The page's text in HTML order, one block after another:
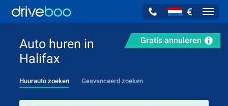
€
Gratis annuleren
Auto huren in
Halifax
Huurauto zoeken Geavanceerd zoeken